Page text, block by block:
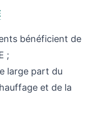
bénéficient de
;
large part du
et de la